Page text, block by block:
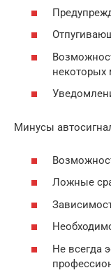
некоторых
Минусы
Ложные
Не всегда